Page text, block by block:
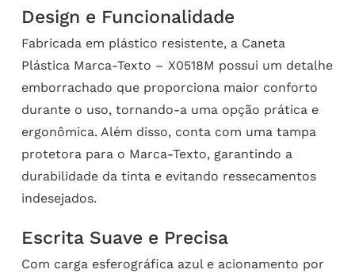
Design e Funcionalidade
Fabricada em plástico resistente, a Caneta
Plástica Marca-Texto – X0518M possui um detalhe
emborrachado que proporciona maior conforto
durante o uso, tornando-a uma opção prática e
ergonômica. Além disso, conta com uma tampa
protetora para o Marca-Texto, garantindo a
durabilidade da tinta e evitando ressecamentos
indesejados.
Escrita Suave e Precisa
Com carga esferográfica azul e acionamento por